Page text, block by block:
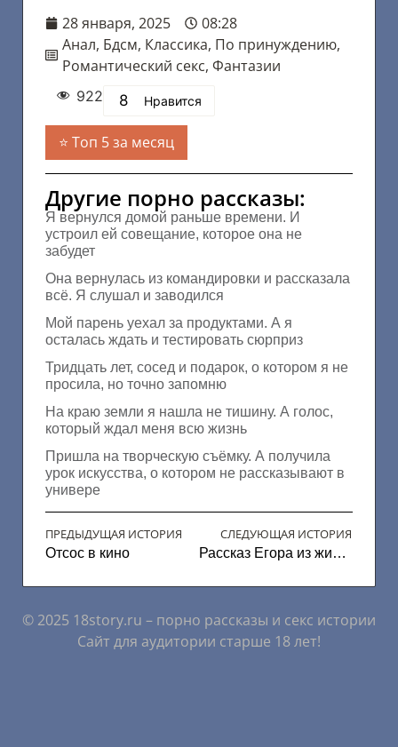
28 января, 2025
08:28
Анал, Бдсм, Классика, По принуждению,
Романтический секс, Фантазии
922 8 Нравится
Топ 5 за месяц
Другие порно рассказы:
Я вернулся домой раньше времени. И
устроил ей совещание, которое она не
забудет
Она вернулась из командировки и рассказала
всё. Я слушал и заводился
Мой парень уехал за продуктами. А я
осталась ждать и тестировать сюрприз
Тридцать лет, сосед и подарок, о котором я не
просила, но точно запомню
На краю земли я нашла не тишину. А голос,
который ждал меня всю жизнь
Пришла на творческую съёмку. А получила
урок искусства, о котором не рассказывают в
универе
ПРЕДЫДУЩАЯ ИСТОРИЯ
Отсос в кино
СЛЕДУЮЩАЯ ИСТОРИЯ
Рассказ Егора из жизни
© 2025 18story.ru – порно рассказы и секс истории
Сайт для аудитории старше 18 лет!